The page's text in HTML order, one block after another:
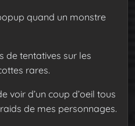
quand un monstre
de tentatives sur les
rares.
voir d’un coup d’oeil tous
de mes personnages.